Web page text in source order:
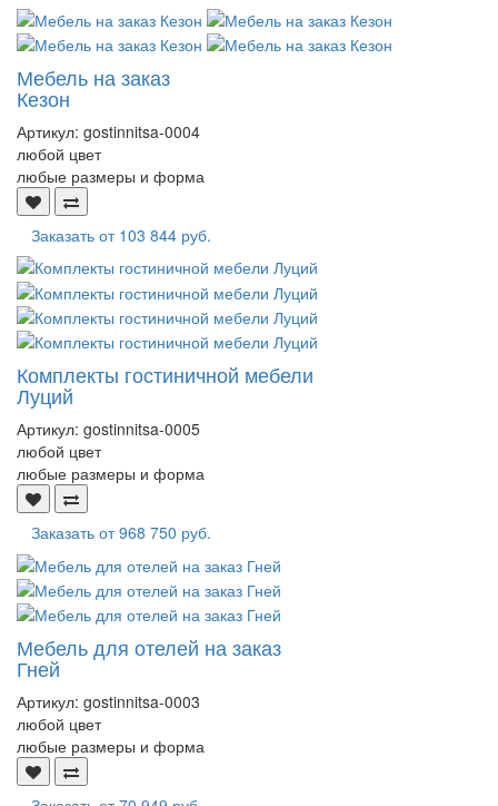
Мебель на заказ
Кезон
Артикул: gostinnitsa-0004
любой цвет
любые размеры и форма
Заказать от 103 844 руб.
Комплекты гостиничной мебели
Луций
Артикул: gostinnitsa-0005
любой цвет
любые размеры и форма
Заказать от968 750 руб.
Мебель для отелей на заказ
Гней
Артикул: gostinnitsa-0003
любой цвет
любые размеры и форма